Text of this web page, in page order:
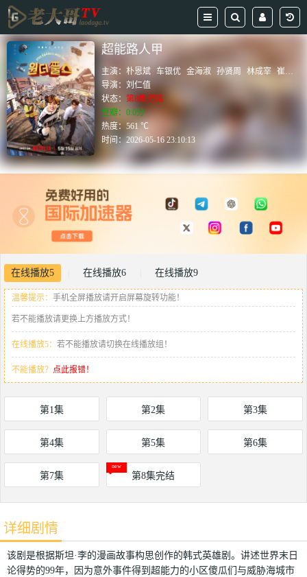
超能路人甲
主演：朴恩斌 车银优 金海淑 孙贤周 林成宰 崔大勋
导演：刘仁值
状态：第8集完结
豆瓣：0.0分
热度：561 ℃
时间：2026-05-16 23:10:13
在线播放5 在线播放6 在线播放9
温馨提示： 手机全屏播放请开启屏幕旋转功能！
若不能播放请更换上方播放方式！
在线播放5： 若不能播放请切换在线播放组！
不能播放？ 点此报错！
第1集 第2集 第3集
第4集 第5集 第6集
第7集 第8集完结
详细剧情
该剧是根据斯坦·李的漫画故事构思创作的韩式英雄剧。讲述世界末日
论得势的99年，因为意外事件得到超能力的小区傻瓜们与威胁海城市